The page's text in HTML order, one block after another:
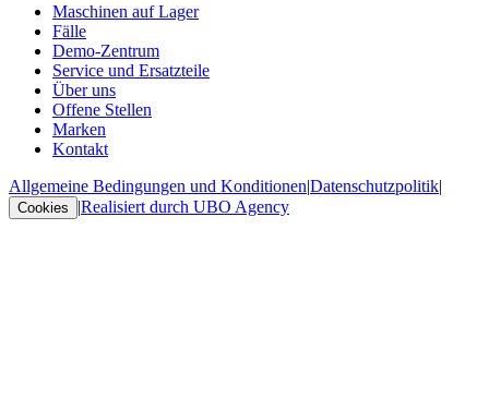
Maschinen auf Lager
Fälle
Demo-Zentrum
Service und Ersatzteile
Über uns
Offene Stellen
Marken
Kontakt
Allgemeine Bedingungen und Konditionen|Datenschutzpolitik|
Cookies |Realisiert durch UBO Agency